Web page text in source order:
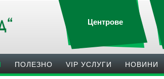
Центрове
ПОЛЕЗНO VIP УСЛУГИ НОВИНИ